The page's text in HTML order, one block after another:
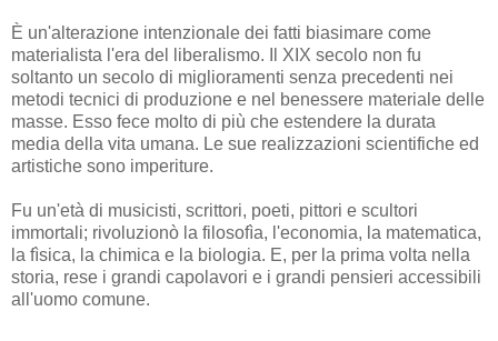
È un'alterazione intenzionale dei fatti biasimare come
materialista l'era del liberalismo. Il XIX secolo non fu
soltanto un secolo di miglioramenti senza precedenti nei
metodi tecnici di produzione e nel benessere materiale delle
masse. Esso fece molto di più che estendere la durata
media della vita umana. Le sue realizzazioni scientifiche ed
artistiche sono imperiture.
Fu un'età di musicisti, scrittori, poeti, pittori e scultori
immortali; rivoluzionò la filosofìa, l'economia, la matematica,
la fìsica, la chimica e la biologia. E, per la prima volta nella
storia, rese i grandi capolavori e i grandi pensieri accessibili
all'uomo comune.